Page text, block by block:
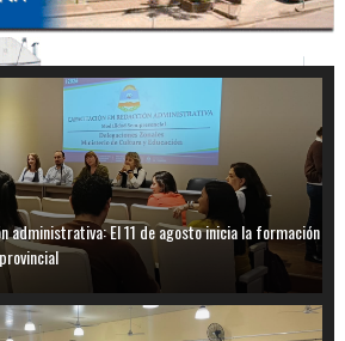
administrativa: El 11 de agosto inicia la formación